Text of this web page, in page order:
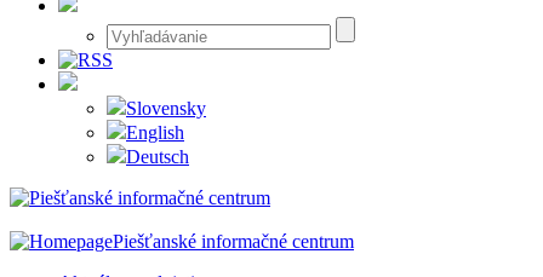
Slovensky
English
Deutsch
Piešťanské informačné centrum